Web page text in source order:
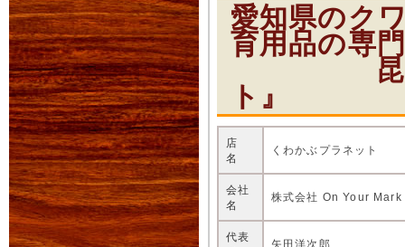
愛知県のク
育用品の専
昆虫シ
ト』
店
名
くわかぶプラネット
会社
名
株式会社 On Your Mark
代表
矢田洋次郎